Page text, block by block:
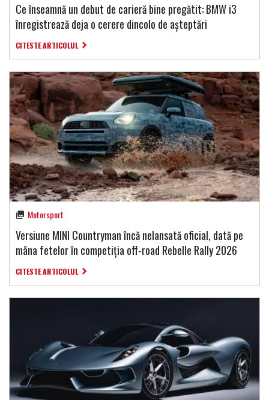
Ce înseamnă un debut de carieră bine pregătit: BMW i3
înregistrează deja o cerere dincolo de așteptări
CITESTE ARTICOLUL
Motorsport
Versiune MINI Countryman încă nelansată oficial, dată pe
mâna fetelor în competiția off-road Rebelle Rally 2026
CITESTE ARTICOLUL